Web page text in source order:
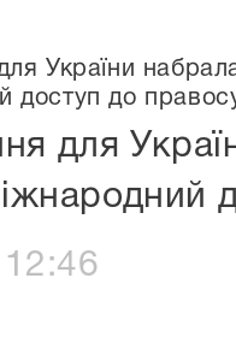
України
доступ до
для